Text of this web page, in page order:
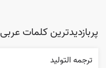
پربازدیدترین کلمات عربی
ترجمه التوليد